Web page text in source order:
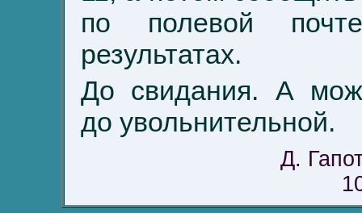
по полевой
результатах.
До свидания. А
до увольнительной.
Д.